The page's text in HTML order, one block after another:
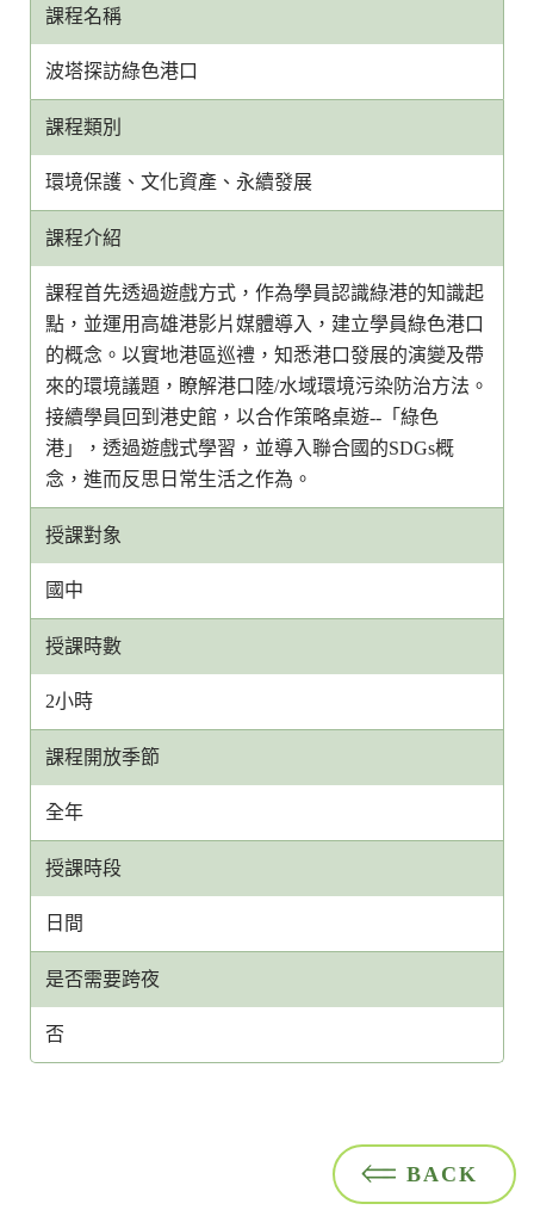
課程名稱
波塔探訪綠色港口
課程類別
環境保護、文化資產、永續發展
課程介紹
課程首先透過遊戲方式，作為學員認識綠港的知識起
點，並運用高雄港影片媒體導入，建立學員綠色港口
的概念。以實地港區巡禮，知悉港口發展的演變及帶
來的環境議題，瞭解港口陸/水域環境污染防治方法。
接續學員回到港史館，以合作策略桌遊--「綠色
港」，透過遊戲式學習，並導入聯合國的SDGs概
念，進而反思日常生活之作為。
授課對象
國中
授課時數
2小時
課程開放季節
全年
授課時段
日間
是否需要跨夜
否
BACK